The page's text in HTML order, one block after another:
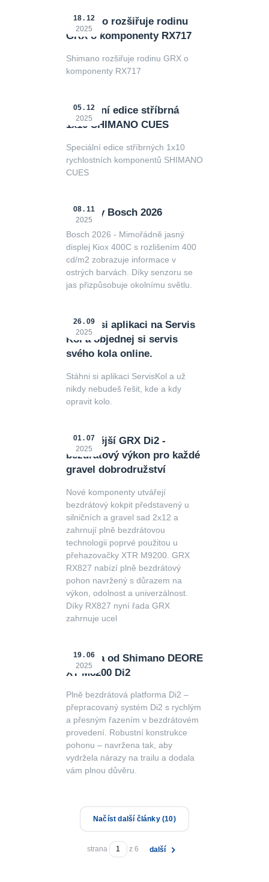
Shimano rozšiřuje rodinu
GRX o komponenty RX717
18
12
2025
Shimano rozšiřuje rodinu GRX o
komponenty RX717
Speciální edice stříbrná
1x10 SHIMANO CUES
05
12
2025
Speciální edice stříbrných 1x10
rychlostních komponentů SHIMANO
CUES
Novinky Bosch 2026
08
11
2025
Bosch 2026 - Mimořádně jasný
displej Kiox 400C s rozlišením 400
cd/m2 zobrazuje informace v
ostrých barvách. Díky senzoru se
jas přizpůsobuje okolnímu světlu.
Stáhni si aplikaci na Servis
Kol a objednej si servis
svého kola online.
26
09
2025
Stáhni si aplikaci ServisKol a už
nikdy nebudeš řešit, kde a kdy
opravit kolo.
Nejnovější GRX Di2 -
bezdrátový výkon pro každé
gravel dobrodružství
01
07
2025
Nové komponenty utvářejí
bezdrátový kokpit představený u
silničních a gravel sad 2x12 a
zahrnují plně bezdrátovou
technologii poprvé použitou u
přehazovačky XTR M9200. GRX
RX827 nabízí plně bezdrátový
pohon navržený s důrazem na
výkon, odolnost a univerzálnost.
Díky RX827 nyní řada GRX
zahrnuje ucel
Novinka od Shimano DEORE
XT M8200 Di2
19
06
2025
Plně bezdrátová platforma Di2 –
přepracovaný systém Di2 s rychlým
a přesným řazením v bezdrátovém
provedení. Robustní konstrukce
pohonu – navržena tak, aby
vydržela nárazy na trailu a dodala
vám plnou důvěru.
Načíst další články (10)
strana z 6 další